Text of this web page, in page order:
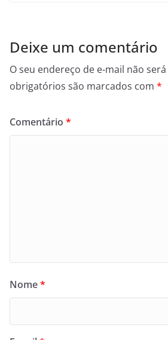
Deixe um comentário
O seu endereço de e-mail não
obrigatórios são marcados com *
Comentário *
Nome*